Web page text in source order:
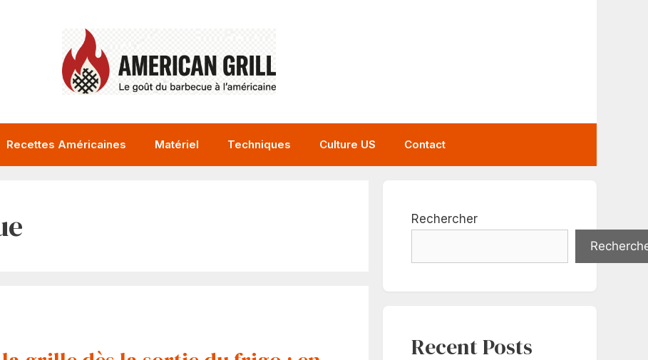
Recettes Américaines Matériel Techniques Culture US Contact
Rechercher
Recent Posts